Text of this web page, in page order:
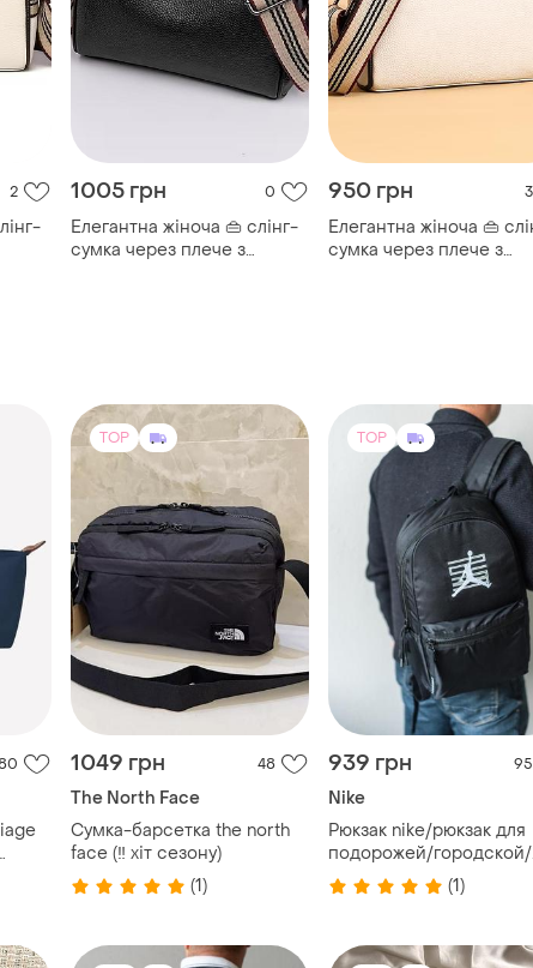
1005 грн 0
Елегантна жіноча 👜 слінг-
сумка через плече з
натуральної шкіри
950 грн
Елегантна жіноча 👜
сумка через плече з
натуральної шкіри
80 1049 грн 48
The North Face
Сумка-барсетка the north
face (‼️ хіт сезону)
(1)
939 грн 95
Рюкзак nike/рюкзак для
подорожей/городской/
спортивный/сумка
(1)
TOP TOP